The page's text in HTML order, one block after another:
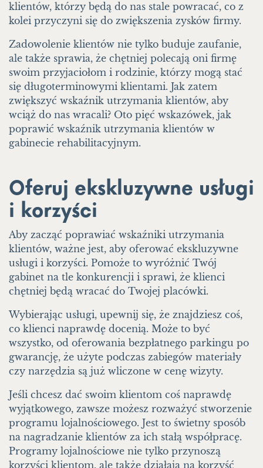
klientów, którzy będą do nas stale powracać, co z
kolei przyczyni się do zwiększenia zysków firmy.
Zadowolenie klientów nie tylko buduje zaufanie,
ale także sprawia, że chętniej polecają oni firmę
swoim przyjaciołom i rodzinie, którzy mogą stać
się długoterminowymi klientami. Jak zatem
zwiększyć wskaźnik utrzymania klientów, aby
wciąż do nas wracali? Oto pięć wskazówek, jak
poprawić wskaźnik utrzymania klientów w
gabinecie rehabilitacyjnym.
Oferuj ekskluzywne usługi
i korzyści
Aby zacząć poprawiać wskaźniki utrzymania
klientów, ważne jest, aby oferować ekskluzywne
usługi i korzyści. Pomoże to wyróżnić Twój
gabinet na tle konkurencji i sprawi, że klienci
chętniej będą wracać do Twojej placówki.
Wybierając usługi, upewnij się, że znajdziesz coś,
co klienci naprawdę docenią. Może to być
wszystko, od oferowania bezpłatnego parkingu po
gwarancję, że użyte podczas zabiegów materiały
czy narzędzia są już wliczone w cenę wizyty.
Jeśli chcesz dać swoim klientom coś naprawdę
wyjątkowego, zawsze możesz rozważyć stworzenie
programu lojalnościowego. Jest to świetny sposób
na nagradzanie klientów za ich stałą współpracę.
Programy lojalnościowe nie tylko przynoszą
korzyści klientom, ale także działają na korzyść